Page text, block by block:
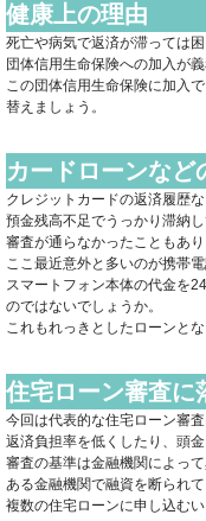
健康上の理由
死亡や病気で返済が滞っては
団体信用生命保険への加入が
この団体信用生命保険に加入
替えましょう。
カードローンなど
クレジットカードの返済履歴な
預金残高不足でうっかり滞納
審査が通らなかったこともあり
ここ最近意外と多いのが携帯
スマートフォン本体の代金を
のではないでしょうか。
これもれっきとしたローンとな
住宅ローン審査に
今回は代表的な住宅ローン審
返済負担率を低くしたり、頭
審査の基準は金融機関によって
ある金融機関で融資を断られ
複数の住宅ローンに申し込むい